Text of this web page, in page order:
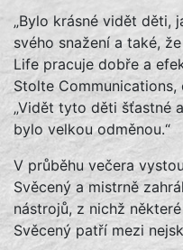
„Bylo krásné vidět děti,
svého snažení a také, že
Life pracuje dobře a
Stolte Communications,
„Vidět tyto děti šťastné
bylo velkou odměnou.“
V průběhu večera
Svěcený a mistrně
nástrojů, z nichž
Svěcený patří mezi